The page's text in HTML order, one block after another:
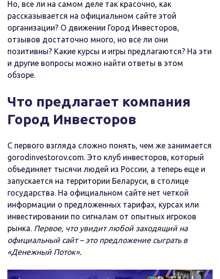
Но, все ли на самом деле так красочно, как
рассказывается на официальном сайте этой
организации? О движении Город Инвесторов,
отзывов достаточно много, но все ли они
позитивны? Какие курсы и игры предлагаются? На эти
и другие вопросы можно найти ответы в этом
обзоре.
Что предлагает компания
Город Инвесторов
С первого взгляда сложно понять, чем же занимается
gorodinvestorov.com. Это клуб инвесторов, который
объединяет тысячи людей из России, а теперь еще и
запускается на территории Беларуси, в столице
государства. На официальном сайте нет четкой
информации о предложенных тарифах, курсах или
инвестировании по сигналам от опытных игроков
рынка. Первое, что увидит любой заходящий на
официальный сайт – это предложение сыграть в
«Денежный Поток».